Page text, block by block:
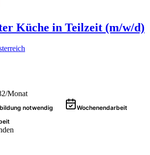
Küche in Teilzeit (m/w/d)
Monat
notwendig
Wochenendarbeit